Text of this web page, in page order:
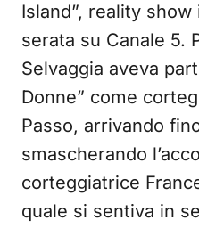
Island”, reality
serata su Canale 5.
Selvaggia aveva
Donne” come
Passo, arrivando
smascherando
corteggiatrice
quale si sentiva in